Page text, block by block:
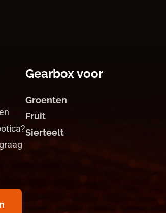
Gearbox voor
Groenten
Fruit
Sierteelt